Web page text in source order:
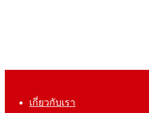
เกี่ยวกับเรา